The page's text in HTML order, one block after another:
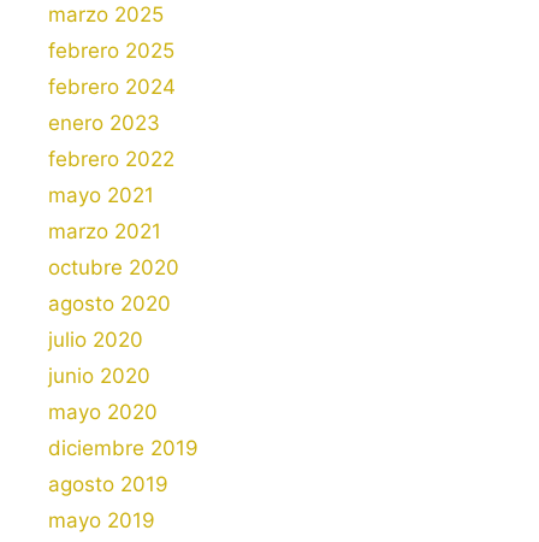
marzo 2025
febrero 2025
febrero 2024
enero 2023
febrero 2022
mayo 2021
marzo 2021
octubre 2020
agosto 2020
julio 2020
junio 2020
mayo 2020
diciembre 2019
agosto 2019
mayo 2019